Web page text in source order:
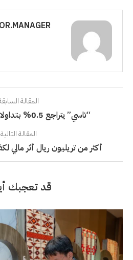
المقالة
“تاسي” يتراجع 0.5% بتداولات 5.8 مليار ريال
المقالة التالية
أكثر من تريليون ريال أثر مالي
قد تعجبك